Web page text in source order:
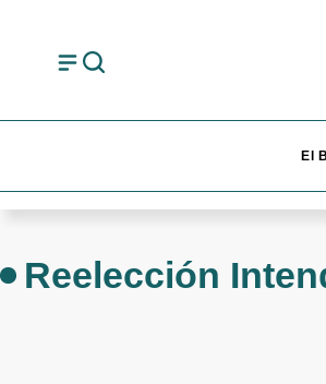
El
Reelección